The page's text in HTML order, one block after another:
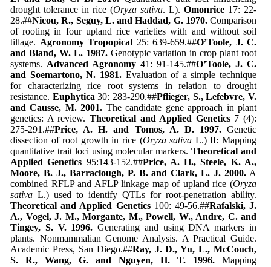
drought tolerance in rice (Oryza sativa. L). Omonrice 17: 22-
28.##Nicou, R., Seguy, L. and Haddad, G. 1970.Comparison
of rooting in four upland rice varieties with and without soil
tillage. Agronomy Tropopical 25: 639-659.##O’Toole, J. C.
and Bland, W. L. 1987.Genotypic variation in crop plant root
systems. Advanced Agronomy 41: 91-145.##O’Toole, J. C.
and Soemartono, N. 1981. Evaluation of a simple technique
for characterizing rice root systems in relation to drought
resistance. Euphytica 30: 283-290.##Pflieger, S., Lefebvre, V.
and Causse, M. 2001. The candidate gene approach in plant
genetics: A review. Theoretical and Applied Genetics7 (4):
275-291.##Price, A. H. and Tomos, A. D. 1997.Genetic
dissection of root growth in rice (Oryza sativa L.) II: Mapping
quantitative trait loci using molecular markers.Theoretical and
Applied Genetics 95:143-152.##Price, A. H., Steele, K. A.,
Moore, B. J., Barraclough, P. B. and Clark, L. J. 2000. A
combined RFLP and AFLP linkage map of upland rice (Oryza
sativa L.) used to identify QTLs for root-penetration ability.
Theoretical and Applied Genetics100: 49-56.##Rafalski, J.
A., Vogel, J. M., Morgante, M., Powell, W., Andre, C. and
Tingey, S. V. 1996. Generating and using DNA markers in
plants. Nonmammalian Genome Analysis. A Practical Guide.
Academic Press, San Diego.##Ray, J. D., Yu, L., McCouch,
S. R., Wang, G. and Nguyen, H. T. 1996. Mapping